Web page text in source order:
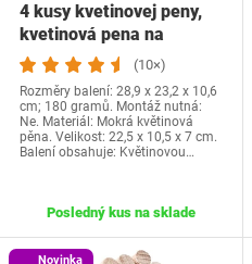
4 kusy kvetinovej peny,
kvetinová pena na
čerstvé kvety…(10×)
Rozměry balení: 28,9 x 23,2 x 10,6
cm; 180 gramů. Montáž nutná:
Ne. Materiál: Mokrá květinová
pěna. Velikost: 22,5 x 10,5 x 7 cm.
Balení obsahuje: Květinovou…
Posledný kus na sklade
Novinka